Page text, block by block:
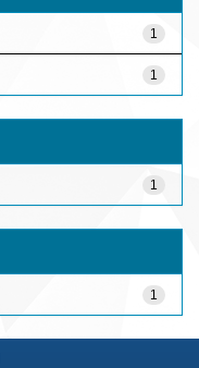
1
1
1
1